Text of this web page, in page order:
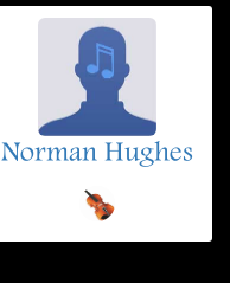
Norman Hughes